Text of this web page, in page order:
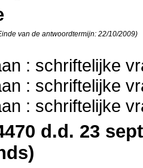
van de antwoordtermijn: 22/10/2009)
: schriftelijke
: schriftelijke
: schriftelijke
d.d. 23